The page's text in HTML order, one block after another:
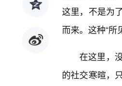
这里，不是为
而来。这种“
在这里，
的社交寒暄，